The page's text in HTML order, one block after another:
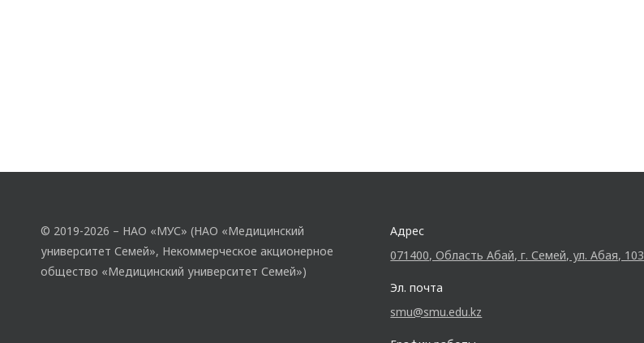
© 2019-2026 – НАО «МУС» (НАО «Медицинский
университет Семей», Некоммерческое акционерное
общество «Медицинский университет Семей»)
Адрес
071400, Область Абай, г. Семей, ул. Абая, 103
Эл. почта
smu@smu.edu.kz